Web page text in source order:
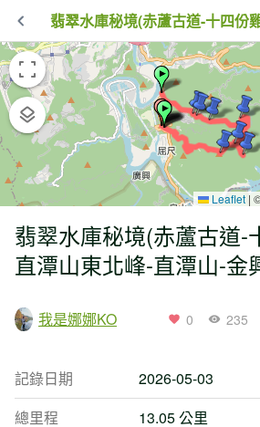
Leaflet |
翡翠水庫秘境(赤蘆古道-
直潭山東北峰-直潭山-金
我是娜娜KO 0 235
記錄日期
2026-05-03
總里程
13.05 公里